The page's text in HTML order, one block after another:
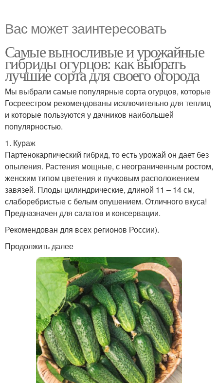
Вас может заинтересовать
Самые выносливые и урожайные
гибриды огурцов: как выбрать
лучшие сорта для своего огорода
Мы выбрали самые популярные сорта огурцов, которые
Госреестром рекомендованы исключительно для теплиц
и которые пользуются у дачников наибольшей
популярностью.
1. Кураж
Партенокарпический гибрид, то есть урожай он дает без
опыления. Растения мощные, с неограниченным ростом,
женским типом цветения и пучковым расположением
завязей. Плоды цилиндрические, длиной 11 – 14 см,
слаборебристые с белым опушением. Отличного вкуса!
Предназначен для салатов и консервации.
Рекомендован для всех регионов России).
Продолжить далее